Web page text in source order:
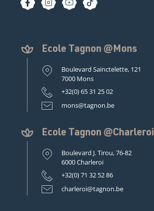
Ecole Tagnon @Mons
Boulevard Sainctelette, 121
7000 Mons
+32(0) 65 31 25 02
mons@tagnon.be
Ecole Tagnon @Charleroi
Boulevard J. Tirou, 76-82
6000 Charleroi
+32(0) 71 32 52 86
charleroi@tagnon.be